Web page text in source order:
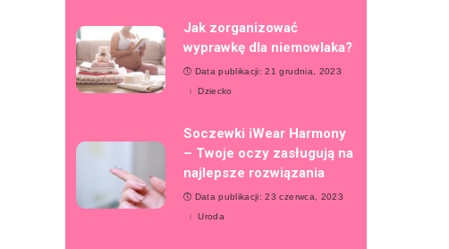
Jak zorganizować
wyprawkę dla niemowlaka?
Data publikacji: 21 grudnia, 2023
Dziecko
Soczewki iWear Harmony
– Twoje oczy zasługują na
najlepsze rozwiązania
Data publikacji: 23 czerwca, 2023
Uroda